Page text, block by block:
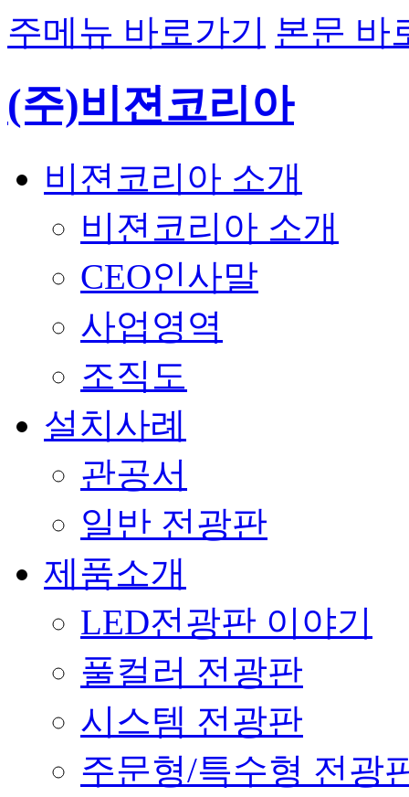
주메뉴 바로가기 본문 바
(주)비젼코리아
비젼코리아 소개
비젼코리아 소개
CEO인사말
사업영역
조직도
설치사례
관공서
일반 전광판
제품소개
LED전광판 이야기
풀컬러 전광판
시스템 전광판
주문형/특수형 전광